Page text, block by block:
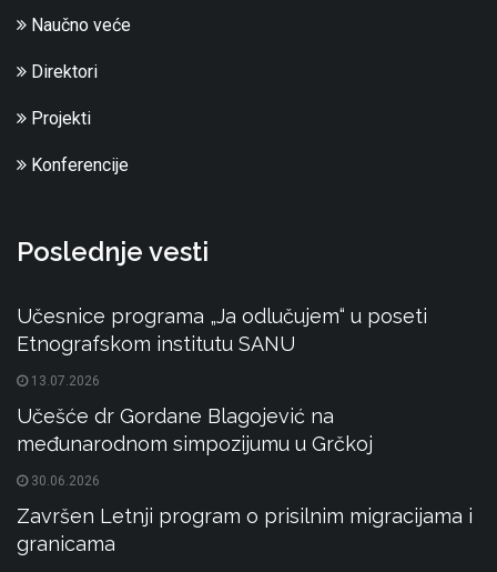
Naučno veće
Direktori
Projekti
Konferencije
Poslednje vesti
Učesnice programa „Ja odlučujem“ u poseti
Etnografskom institutu SANU
13.07.2026
Učešće dr Gordane Blagojević na
međunarodnom simpozijumu u Grčkoj
30.06.2026
Završen Letnji program o prisilnim migracijama i
granicama